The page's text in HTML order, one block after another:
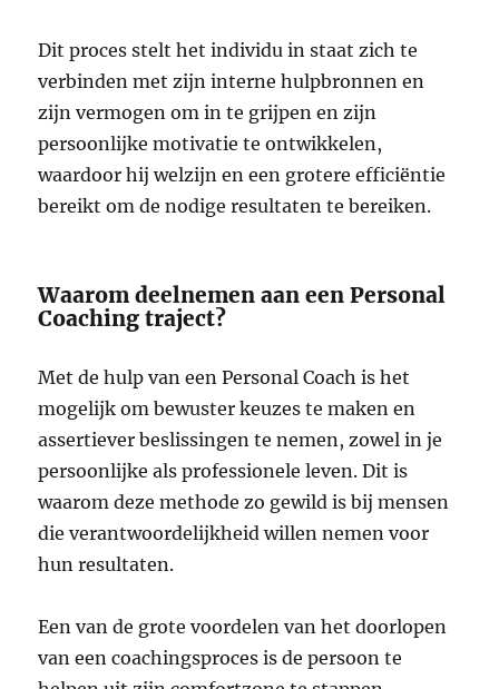
Dit proces stelt het individu in staat zich te
verbinden met zijn interne hulpbronnen en
zijn vermogen om in te grijpen en zijn
persoonlijke motivatie te ontwikkelen,
waardoor hij welzijn en een grotere efficiëntie
bereikt om de nodige resultaten te bereiken.
Waarom deelnemen aan een Personal
Coaching traject?
Met de hulp van een Personal Coach is het
mogelijk om bewuster keuzes te maken en
assertiever beslissingen te nemen, zowel in je
persoonlijke als professionele leven. Dit is
waarom deze methode zo gewild is bij mensen
die verantwoordelijkheid willen nemen voor
hun resultaten.
Een van de grote voordelen van het doorlopen
van een coachingsproces is de persoon te